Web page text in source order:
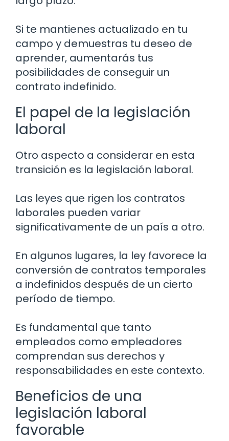
Si te mantienes actualizado en tu
campo y demuestras tu deseo de
aprender, aumentarás tus
posibilidades de conseguir un
contrato indefinido.
El papel de la legislación
laboral
Otro aspecto a considerar en esta
transición es la legislación laboral.
Las leyes que rigen los contratos
laborales pueden variar
significativamente de un país a otro.
En algunos lugares, la ley favorece la
conversión de contratos temporales
a indefinidos después de un cierto
período de tiempo.
Es fundamental que tanto
empleados como empleadores
comprendan sus derechos y
responsabilidades en este contexto.
Beneficios de una
legislación laboral
favorable